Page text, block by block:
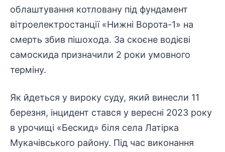
облаштування котловану під фундамент
вітроелектростанції «Нижні Ворота-1» на
смерть збив пішохода. За скоєне водієві
самоскида призначили 2 роки умовного
терміну.
Як йдеться у вироку суду, який винесли 11
березня, інцидент стався у вересні 2023 року
в урочищі «Бескид» біля села Латірка
Мукачівського району. Під час виконання